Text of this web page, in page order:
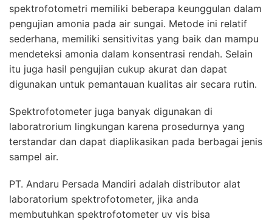
spektrofotometri memiliki beberapa keunggulan dalam
pengujian amonia pada air sungai. Metode ini relatif
sederhana, memiliki sensitivitas yang baik dan mampu
mendeteksi amonia dalam konsentrasi rendah. Selain
itu juga hasil pengujian cukup akurat dan dapat
digunakan untuk pemantauan kualitas air secara rutin.
Spektrofotometer juga banyak digunakan di
laboratrorium lingkungan karena prosedurnya yang
terstandar dan dapat diaplikasikan pada berbagai jenis
sampel air.
PT. Andaru Persada Mandiri adalah distributor alat
laboratorium spektrofotometer, jika anda
membutuhkan spektrofotometer uv vis bisa